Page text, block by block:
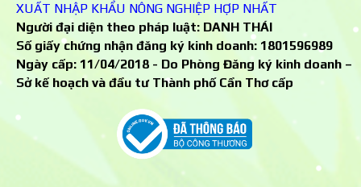
XUẤT NHẬP KHẨU NÔNG NGHIỆP HỢP NHẤT
Người đại diện theo pháp luật: DANH THÁI
Số giấy chứng nhận đăng ký kinh doanh: 1801596989
Ngày cấp: 11/04/2018 - Do Phòng Đăng ký kinh doanh –
Sở kế hoạch và đầu tư Thành phố Cần Thơ cấp